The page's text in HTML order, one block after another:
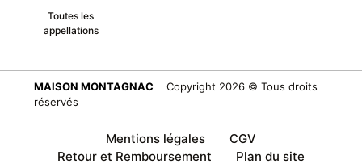
Toutes les
appellations
MAISON MONTAGNAC Copyright 2026 © Tous droits
réservés
Mentions légales
CGV
Retour et Remboursement
Plan du site